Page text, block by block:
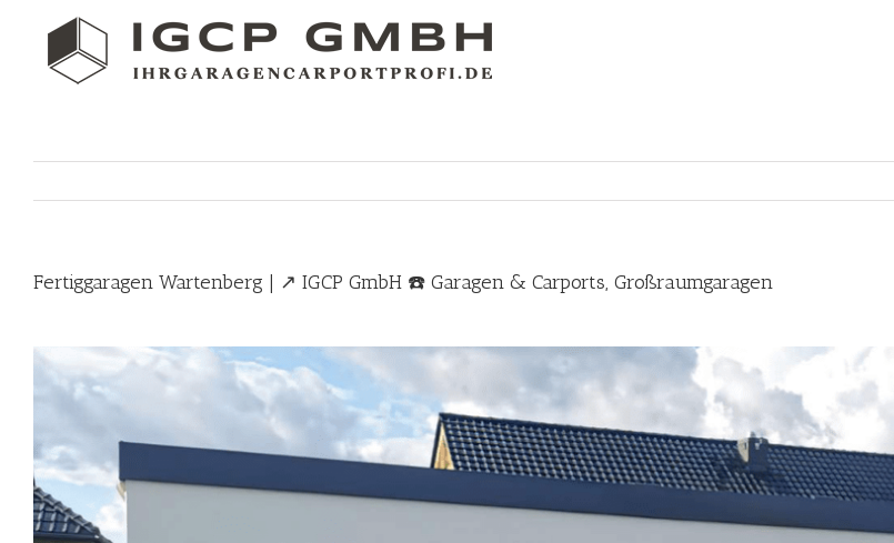
content
Fertiggaragen Wartenberg | ↗️ IGCP GmbH ☎️ Garagen & Carports, Großraumgaragen